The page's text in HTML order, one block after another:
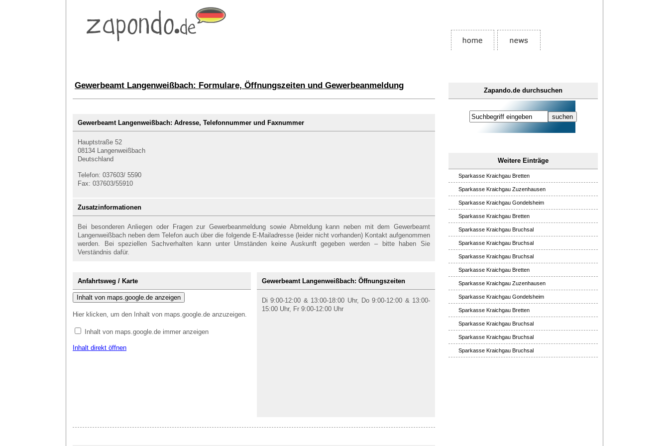
Zapando.de durchsuchen
Weitere Einträge
Sparkasse Kraichgau Bretten
Sparkasse Kraichgau Zuzenhausen
Sparkasse Kraichgau Gondelsheim
Sparkasse Kraichgau Bretten
Sparkasse Kraichgau Bruchsal
Sparkasse Kraichgau Bruchsal
Sparkasse Kraichgau Bruchsal
Sparkasse Kraichgau Bretten
Sparkasse Kraichgau Zuzenhausen
Sparkasse Kraichgau Gondelsheim
Sparkasse Kraichgau Bretten
Sparkasse Kraichgau Bruchsal
Sparkasse Kraichgau Bruchsal
Sparkasse Kraichgau Bruchsal
Gewerbeamt Langenweißbach: Formulare, Öffnungszeiten und Gewerbeanmeldung
Gewerbeamt Langenweißbach: Adresse, Telefonnummer und Faxnummer
Hauptstraße 52
08134 Langenweißbach
Deutschland
Telefon: 037603/ 5590
Fax: 037603/55910
Zusatzinformationen
Bei besonderen Anliegen oder Fragen zur Gewerbeanmeldung sowie Abmeldung kann neben mit dem Gewerbeamt
Langenweißbach neben dem Telefon auch über die folgende E-Mailadresse (leider nicht vorhanden) Kontakt aufgenommen
werden. Bei speziellen Sachverhalten kann unter Umständen keine Auskunft gegeben werden – bitte haben Sie
Verständnis dafür.
Anfahrtsweg / Karte
Inhalt von maps.google.de anzeigen
Hier klicken, um den Inhalt von maps.google.de anzuzeigen.
Inhalt von maps.google.de immer anzeigen
Inhalt direkt öffnen
Gewerbeamt Langenweißbach: Öffnungszeiten
Di 9:00-12:00 & 13:00-18:00 Uhr, Do 9:00-12:00 & 13:00-
15:00 Uhr, Fr 9:00-12:00 Uhr